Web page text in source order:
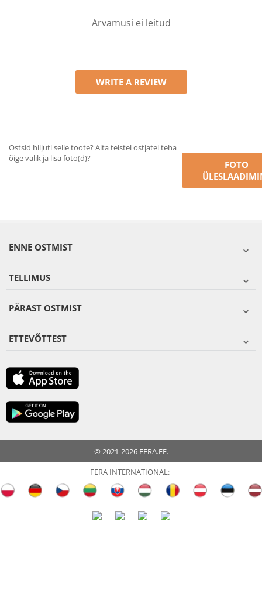
Arvamusi ei leitud
WRITE A REVIEW
Ostsid hiljuti selle toote? Aita teistel ostjatel teha
õige valik ja lisa foto(d)?
FOTO
ENNE OSTMIST
TELLIMUS
PÄRAST OSTMIST
ETTEVÕTTEST
© 2021-2026 FERA.EE.
FERA INTERNATIONAL: